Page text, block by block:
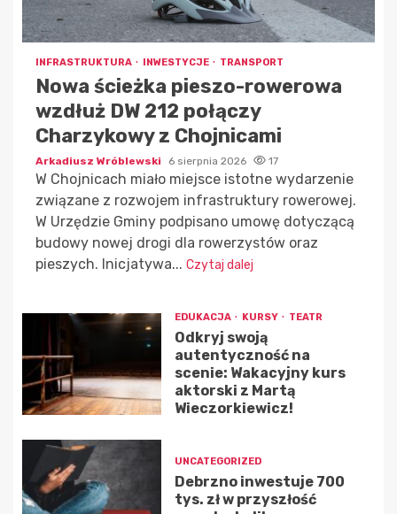
INFRASTRUKTURA INWESTYCJE TRANSPORT
Nowa ścieżka pieszo-rowerowa
wzdłuż DW 212 połączy
Charzykowy z Chojnicami
Arkadiusz Wróblewski 6 sierpnia 2026 17
W Chojnicach miało miejsce istotne wydarzenie
związane z rozwojem infrastruktury rowerowej.
W Urzędzie Gminy podpisano umowę dotyczącą
budowy nowej drogi dla rowerzystów oraz
pieszych. Inicjatywa... Czytaj dalej
EDUKACJA KURSY TEATR
Odkryj swoją
autentyczność na
scenie: Wakacyjny kurs
aktorski z Martą
Wieczorkiewicz!
UNCATEGORIZED
Debrzno inwestuje 700
tys. zł w przyszłość